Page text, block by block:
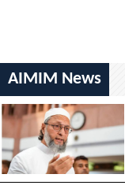
AIMIM News